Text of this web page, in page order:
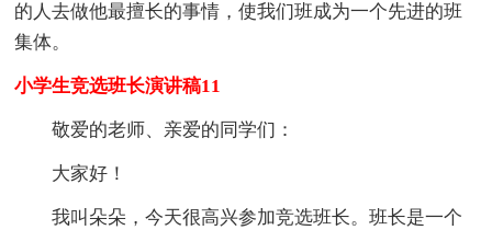
的人去做他最擅长的事情，使我们班成为一个先进的班
集体。
小学生竞选班长演讲稿11
敬爱的老师、亲爱的同学们：
大家好！
我叫朵朵，今天很高兴参加竞选班长。班长是一个